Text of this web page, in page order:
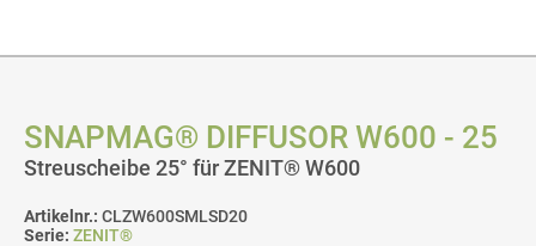
SNAPMAG® DIFFUSOR W600 - 25
Streuscheibe 25° für ZENIT® W600
Artikelnr.: CLZW600SMLSD20
Serie: ZENIT®